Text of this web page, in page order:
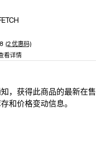
(2 优惠码)
看详情
，获得此商品的最新在售
和价格变动信息。